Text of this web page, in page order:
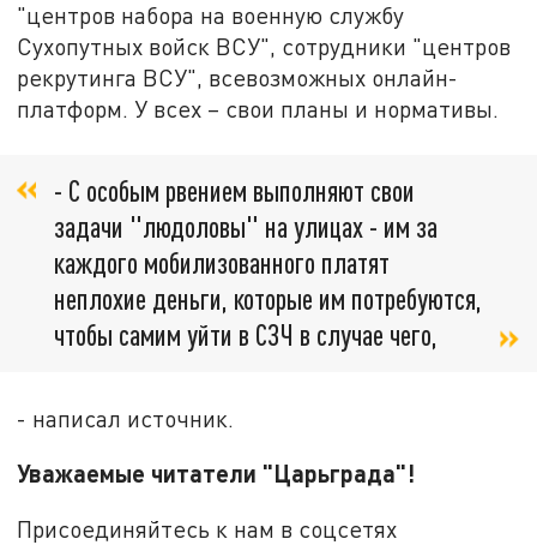
"центров набора на военную службу
Сухопутных войск ВСУ", сотрудники "центров
рекрутинга ВСУ", всевозможных онлайн-
платформ. У всех – свои планы и нормативы.
- С особым рвением выполняют свои
задачи "людоловы" на улицах - им за
каждого мобилизованного платят
неплохие деньги, которые им потребуются,
чтобы самим уйти в СЗЧ в случае чего,
- написал источник.
Уважаемые читатели "Царьграда"!
Присоединяйтесь к нам в соцсетях